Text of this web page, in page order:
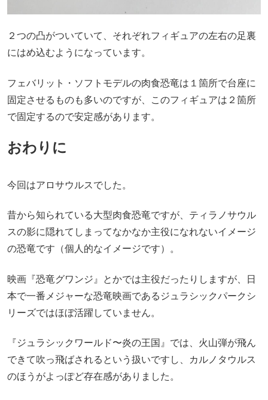
２つの凸がついていて、それぞれフィギュアの左右の足裏
にはめ込むようになっています。
フェバリット・ソフトモデルの肉食恐竜は１箇所で台座に
固定させるものも多いのですが、このフィギュアは２箇所
で固定するので安定感があります。
おわりに
今回はアロサウルスでした。
昔から知られている大型肉食恐竜ですが、ティラノサウル
スの影に隠れてしまってなかなか主役になれないイメージ
の恐竜です（個人的なイメージです）。
映画『恐竜グワンジ』とかでは主役だったりしますが、日
本で一番メジャーな恐竜映画であるジュラシックパークシ
リーズではほぼ活躍していません。
『ジュラシックワールド〜炎の王国』では、火山弾が飛ん
できて吹っ飛ばされるという扱いですし、カルノタウルス
のほうがよっぽど存在感がありました。